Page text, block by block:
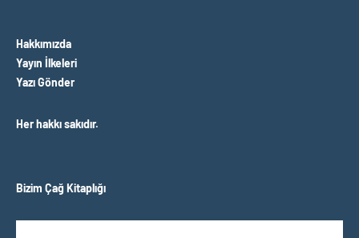
Hakkımızda
Yayın İlkeleri
Yazı Gönder
Her hakkı sakıdır.
Bizim Çağ Kitaplığı